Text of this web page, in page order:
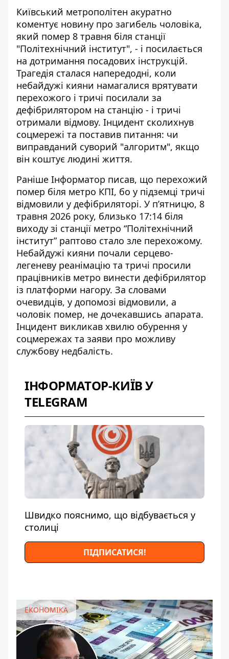
Київський метрополітен акуратно
коментує новину про загибель чоловіка,
який помер 8 травня біля станції
"Політехнічний інститут", - і посилається
на дотримання посадових інструкцій.
Трагедія сталася напередодні, коли
небайдужі кияни намагалися врятувати
перехожого і тричі посилали за
дефібрилятором на станцію - і тричі
отримали відмову. Інцидент сколихнув
соцмережі та поставив питання: чи
виправданий суворий "алгоритм", якщо
він коштує людині життя.
Раніше Інформатор писав, що перехожий
помер біля метро КПІ, бо у підземці тричі
відмовили у дефібриляторі. У п’ятницю, 8
травня 2026 року, близько 17:14 біля
виходу зі станції метро “Політехнічний
інститут” раптово стало зле перехожому.
Небайдужі кияни почали серцево-
легеневу реанімацію та тричі просили
працівників метро винести дефібрилятор
із платформи нагору. За словами
очевидців, у допомозі відмовили, а
чоловік помер, не дочекавшись апарата.
Інцидент викликав хвилю обурення у
соцмережах та заяви про можливу
службову недбалість.
ІНФОРМАТОР-КИЇВ У
TELEGRAM
Швидко пояснимо, що відбувається у
столиці
ПІДПИСАТИСЯ!
ЕКОНОМІКА